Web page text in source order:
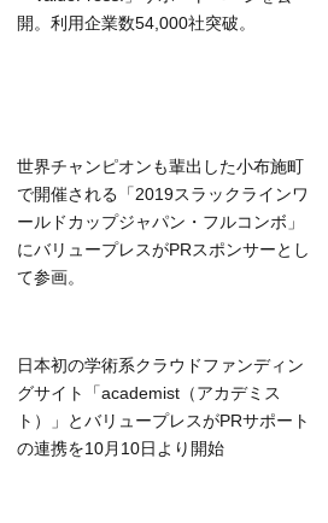
開。利用企業数54,000社突破。
世界チャンピオンも輩出した小布施町
で開催される「2019スラックラインワ
ールドカップジャパン・フルコンボ」
にバリュープレスがPRスポンサーとし
て参画。
日本初の学術系クラウドファンディン
グサイト「academist（アカデミス
ト）」とバリュープレスがPRサポート
の連携を10月10日より開始